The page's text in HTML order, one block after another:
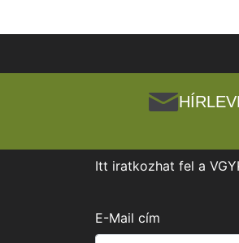
Itt iratkozhat fel a
E-Mail cím